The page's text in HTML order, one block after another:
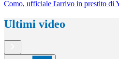
Como, ufficiale l'arrivo in prestito di
Ultimi video